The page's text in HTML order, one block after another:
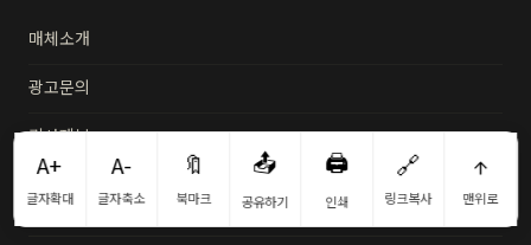
매체소개
광고문의
기사제보
A+
글자확대
A-
글자축소
🔖
북마크
📤
공유하기
🖨️
인쇄
🔗
링크복사
↑
맨위로